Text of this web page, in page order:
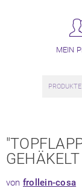
MEIN
GEHÄKELT
von frollein-cosa